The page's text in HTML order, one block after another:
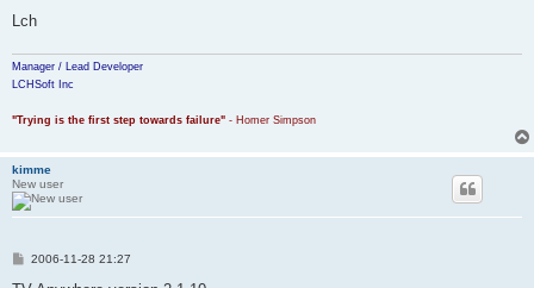
Lch
Manager / Lead Developer
LCHSoft Inc
"Trying is the first step towards failure" - Homer Simpson
kimme
New user
P2006-11-28 21:27